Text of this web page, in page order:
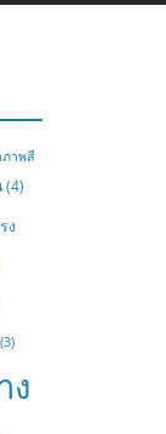
ภาพสี
(4)
ง
(3)
ง